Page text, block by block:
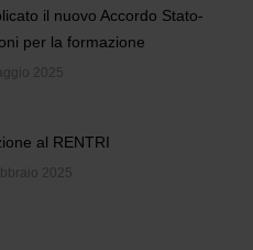
il nuovo Accordo Stato-
per la formazione
2025
al RENTRI
2025